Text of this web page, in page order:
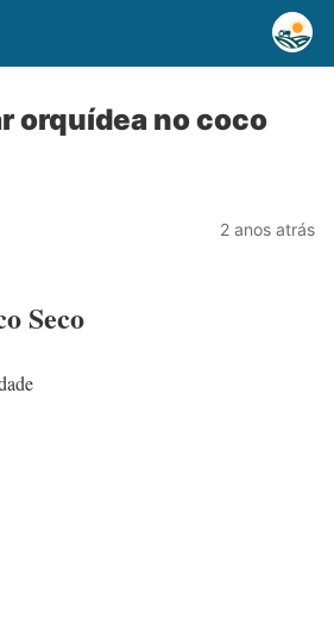
orquídea no coco
2 anos atrás
Seco